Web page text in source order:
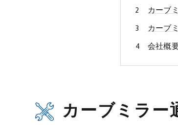
カーブ
カーブ
会社概
カーブミラー